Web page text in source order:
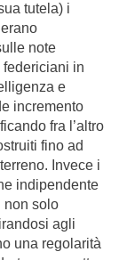
tutela) i
note
in
e
incremento
fra l’altro
fino ad
Invece i
indipendente
non solo
agli
una regolarità